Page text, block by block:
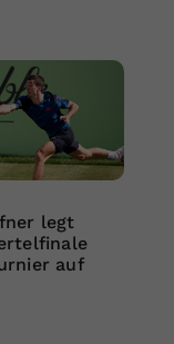
legt
auf